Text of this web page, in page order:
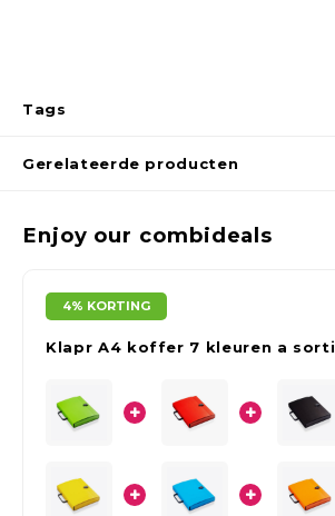
Tags
Gerelateerde producten
Enjoy our combideals
4% KORTING
Klapr A4 koffer 7 kleuren a sorti